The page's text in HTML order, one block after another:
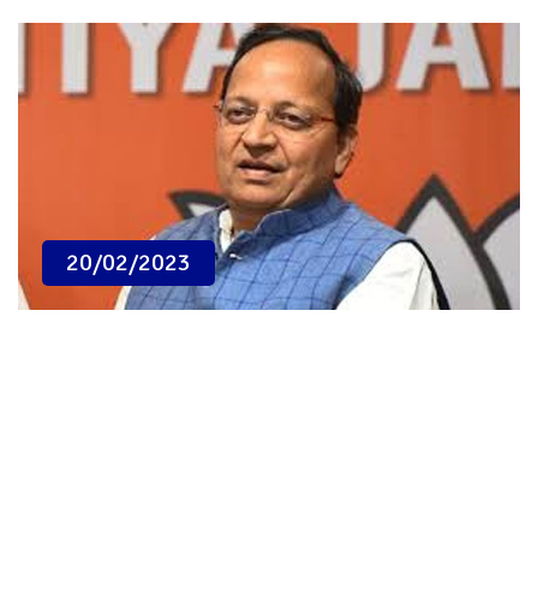
20/02/2023